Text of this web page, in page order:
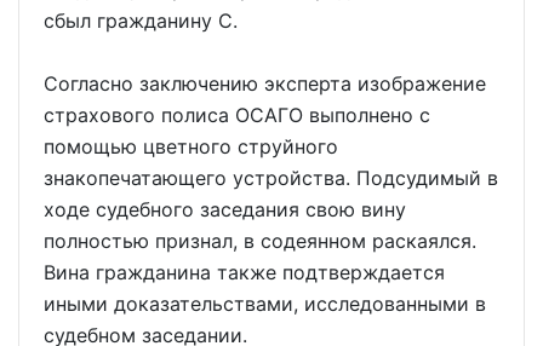
сбыл гражданину С.
Согласно заключению эксперта изображение
страхового полиса ОСАГО выполнено с
помощью цветного струйного
знакопечатающего устройства. Подсудимый в
ходе судебного заседания свою вину
полностью признал, в содеянном раскаялся.
Вина гражданина также подтверждается
иными доказательствами, исследованными в
судебном заседании.